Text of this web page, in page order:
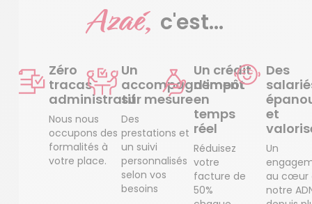
Azaé, c'est...
Zéro
tracas
administratif
Nous nous
occupons des
formalités à
votre place.
Un
accompagnement
sur mesure
Des
prestations et
un suivi
personnalisés
selon vos
besoins
Un crédit
d’impôt
en
temps
réel
Réduisez
votre
facture de
50%
Des
et
Un
au cœur
notre